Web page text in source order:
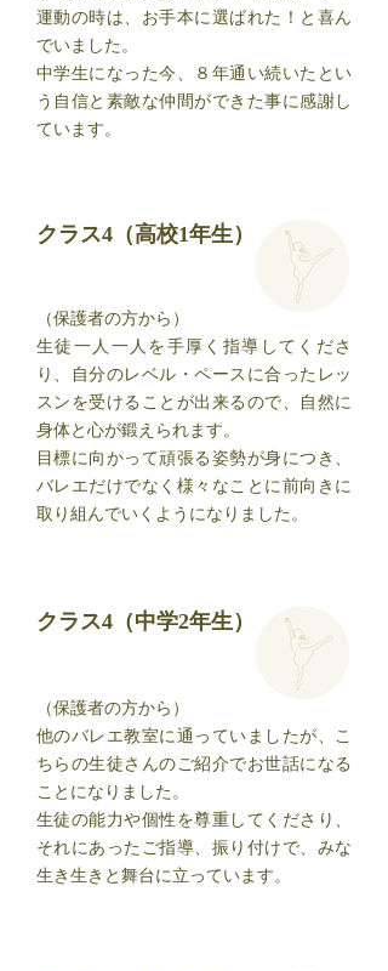
運動の時は、お手本に選ばれた！と喜ん
でいました。
中学生になった今、８年通い続いたとい
う自信と素敵な仲間ができた事に感謝し
ています。
クラス4（高校1年生）
（保護者の方から）
生徒一人一人を手厚く指導してくださ
り、自分のレベル・ペースに合ったレッ
スンを受けることが出来るので、自然に
身体と心が鍛えられます。
目標に向かって頑張る姿勢が身につき、
バレエだけでなく様々なことに前向きに
取り組んでいくようになりました。
クラス4（中学2年生）
（保護者の方から）
他のバレエ教室に通っていましたが、こ
ちらの生徒さんのご紹介でお世話になる
ことになりました。
生徒の能力や個性を尊重してくださり、
それにあったご指導、振り付けで、みな
生き生きと舞台に立っています。